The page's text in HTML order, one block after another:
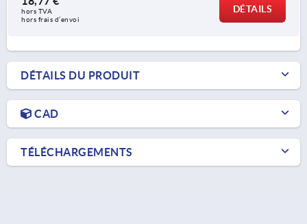
hors TVA
hors frais d’envoi
DÉTAILS
DÉTAILS DU PRODUIT
CAD
TÉLÉCHARGEMENTS